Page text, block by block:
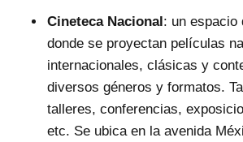
Cineteca Nacional: un espacio
donde se proyectan películas
internacionales, clásicas y
diversos géneros y formatos.
talleres, conferencias,
etc. Se ubica en la avenida